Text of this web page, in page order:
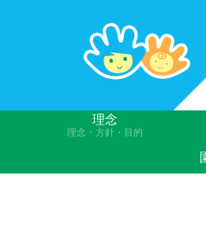
理念
理念・方針・目的